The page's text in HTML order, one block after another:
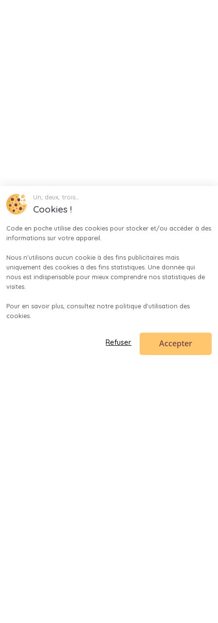
Un, deux, trois…
Cookies !
Code en poche utilise des cookies pour stocker et/ou accéder à des
informations sur votre appareil.
Nous n'utilisons aucun cookie à des fins publicitaires mais
uniquement des cookies à des fins statistiques. Une donnée qui
nous est indispensable pour mieux comprendre nos statistiques de
visites.
Pour en savoir plus, consultez notre politique d'utilisation des
cookies.
Refuser Accepter